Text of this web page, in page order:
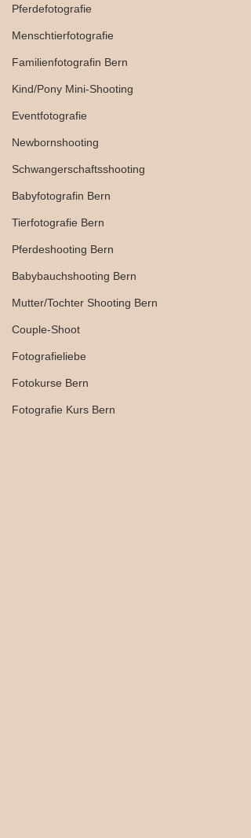
Pferdefotografie
Menschtierfotografie
Familienfotografin Bern
Kind/Pony Mini-Shooting
Eventfotografie
Newbornshooting
Schwangerschaftsshooting
Babyfotografin Bern
Tierfotografie Bern
Pferdeshooting Bern
Babybauchshooting Bern
Mutter/Tochter Shooting Bern
Couple-Shoot
Fotografieliebe
Fotokurse Bern
Fotografie Kurs Bern